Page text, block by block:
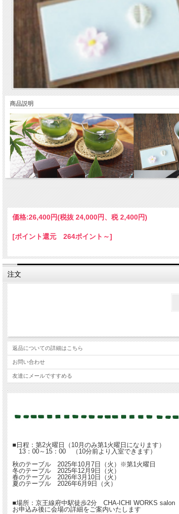
商品説明
お茶の味が嫌いな日本人はほとんどいないのに、お友達の家にいく
もっと季節のお茶をトータルに愉しもう！
日本の文化を理解した上で自分らしさをプラスして日本茶のおもて
四季にあわせて全４回の講座になります。
【内容】
●季節ごとにおすすめの日本茶の選び方、楽しみ方、おいしい入れ方
●器の意味、合わせ方
●お客様へのお茶の出し方、マナー
●お茶とお菓子のテーブルセッティング
茶道でも煎茶道でもなく、現代のライフスタイルに合わせた「愉し
※お支払は、「クレジット決済」「銀行振込」のいづれかでお願いい
価格:26,400円(税抜 24,000円、税 2,400円)
[ポイント還元 264ポイント～]
注文
返品についての詳細はこちら
お問い合わせ
友達にメールですすめる
■日程：第2火曜日（10月のみ第1火曜日になります）
13：00～15：00 （10分前より入室できます）
秋のテーブル 2025年10月7日（火）※第1火曜日
冬のテーブル 2025年12月9日（火）
春のテーブル 2026年3月10日（火）
夏のテーブル 2026年6月9日（火）
■場所：京王線府中駅徒歩2分 CHA-ICHI WORKS salon
お申込み後に会場の詳細をご案内いたします